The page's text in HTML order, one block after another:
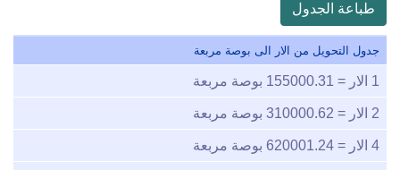
طباعة الجدول
جدول التحويل من الار الى بوصة مربعة
1 الار = 155000.31 بوصة مربعة
2 الار = 310000.62 بوصة مربعة
4 الار = 620001.24 بوصة مربعة